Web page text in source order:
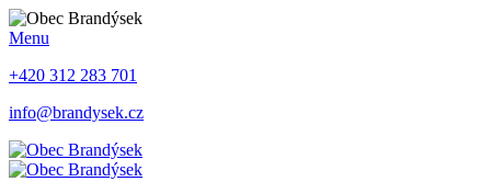
Menu
+420 312 283 701
info@brandysek.cz